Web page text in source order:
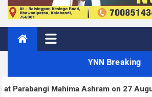
YNN Breaking
Ashram on 27 August